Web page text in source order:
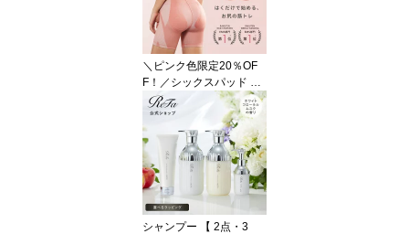
プレゼント ギフト ReFa
FINE BUBBLE U スキン
ケア うるおい 美肌 リニ
ューアル シャワー ペッ
ト 愛犬 節水 結婚 国内シ
ェアNo.1
＼ピンク色限定20％OF
F！／シックスパッド ヒ
ップフィット 専用コント
ローラー付 SIXPAD Hip
Fit ヒップ SIXPAD公式
トーニング 大殿筋 おし
り 筋トレ トレーニング
EMS プレゼント ギフト
母の日 美尻 ウエスト
お腹 お尻 HIP FIT
シャンプー 【 2点・3